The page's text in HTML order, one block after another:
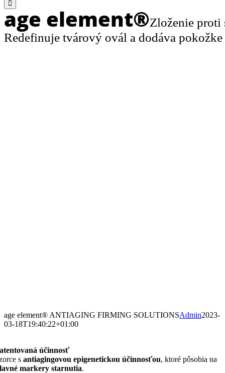
age element®Zloženie
Redefinuje tvárový ovál a dodáva
age element® ANTIAGING FIRMING SOLUTIONSAdmin2023-
03-18T19:40:22+01:00
účinnosť
santiagingovou epigenetickou účinnosťou, ktoré pôsobia na
markery starnutia.